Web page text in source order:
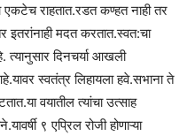
एकटेच राहतात.रडत कण्हत नाही तर
इतरांनाही मदत करतात.स्वत:चा
त्यानुसार दिनचर्या आखली
स्वतंत्र लिहायला हवे.सभाना ते
वयातील त्यांचा उत्साह
९ एप्रिल रोजी होणाऱ्या